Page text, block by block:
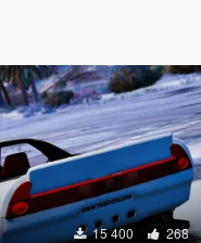
15 400 268